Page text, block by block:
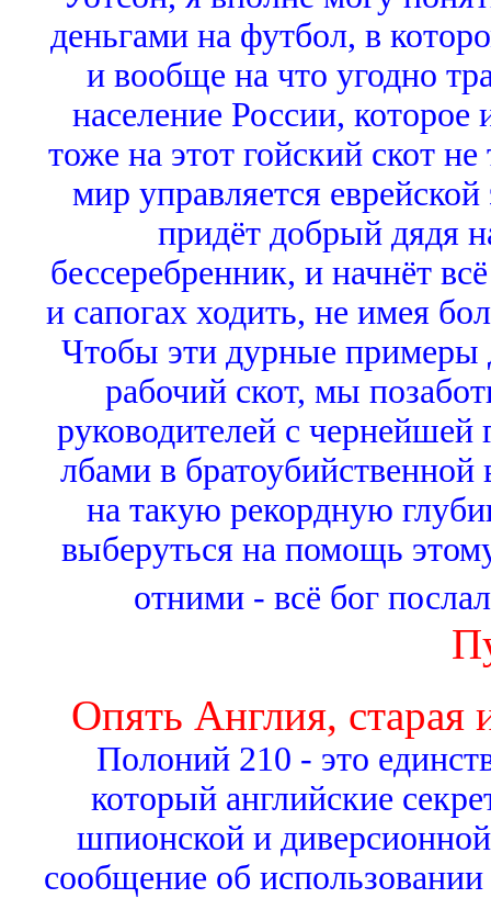
деньгами на футбол, в
и вообще на что угодно
население России,
тоже на этот гойский скот
мир управляется
придёт добрый дядя
бессеребренник, и начнёт
и сапогах ходить, не имея
Чтобы эти дурные примеры
рабочий скот, мы
руководителей с чернейшей
лбами в братоубийственной
на такую рекордную
выберуться на помощь
отними - всё бог
Опять Англия,
Полоний 210 - это
который английские
шпионской и
сообщение об